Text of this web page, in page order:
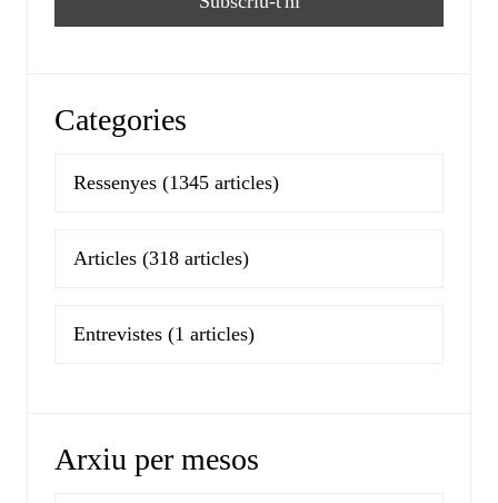
Categories
Ressenyes (1345 articles)
Articles (318 articles)
Entrevistes (1 articles)
Arxiu per mesos